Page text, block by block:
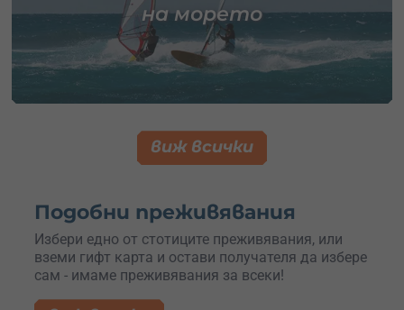
на морето
виж всички
Подобни преживявания
Избери едно от стотиците преживявания, или
вземи гифт карта и остави получателя да избере
сам - имаме преживявания за всеки!